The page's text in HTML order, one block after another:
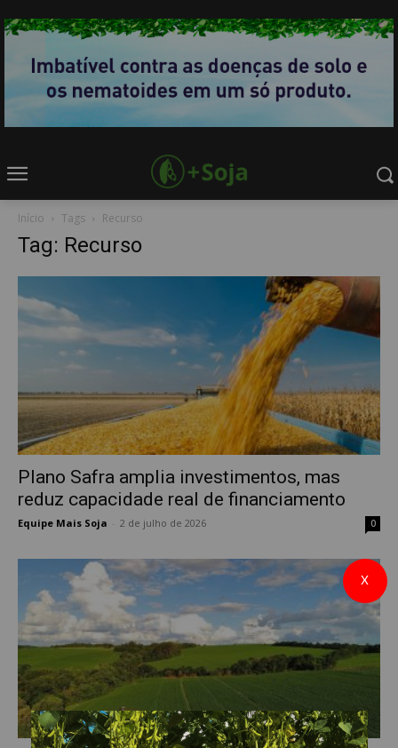
Início Tags Recurso
Tag: Recurso
Plano Safra amplia investimentos, mas
reduz capacidade real de financiamento
Equipe Mais Soja 2 de julho de 2026 0
X